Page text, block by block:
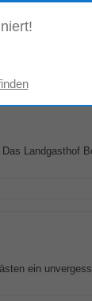
Place •
Landgasthof
ein